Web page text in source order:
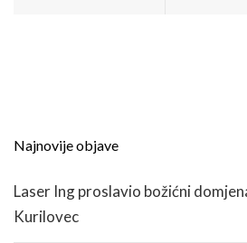
Najnovije objave
Laser Ing proslavio božićni
Kurilovec